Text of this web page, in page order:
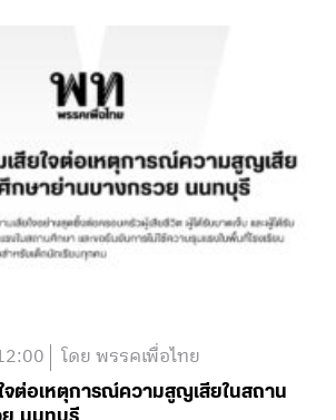
โดย พรรคเพื่อไทย
จต่อเหตุการณ์ความสูญเสียในสถาน